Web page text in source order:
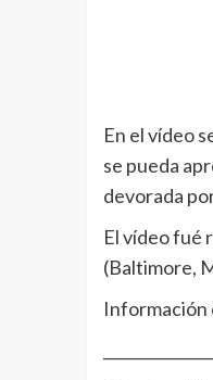
En el vídeo
se pueda
devorada
El vídeo fué
(Baltimore,
Información